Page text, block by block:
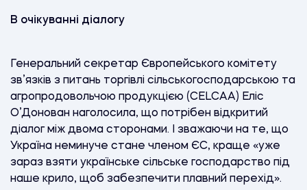
В очікуванні діалогу
Генеральний секретар Європейського комітету
зв’язків з питань торгівлі сільськогосподарською та
агропродовольчою продукцією (CELCAA) Еліс
О’Донован наголосила, що потрібен відкритий
діалог між двома сторонами. І зважаючи на те, що
Україна неминуче стане членом ЄС, краще «уже
зараз взяти українське сільське господарство під
наше крило, щоб забезпечити плавний перехід».